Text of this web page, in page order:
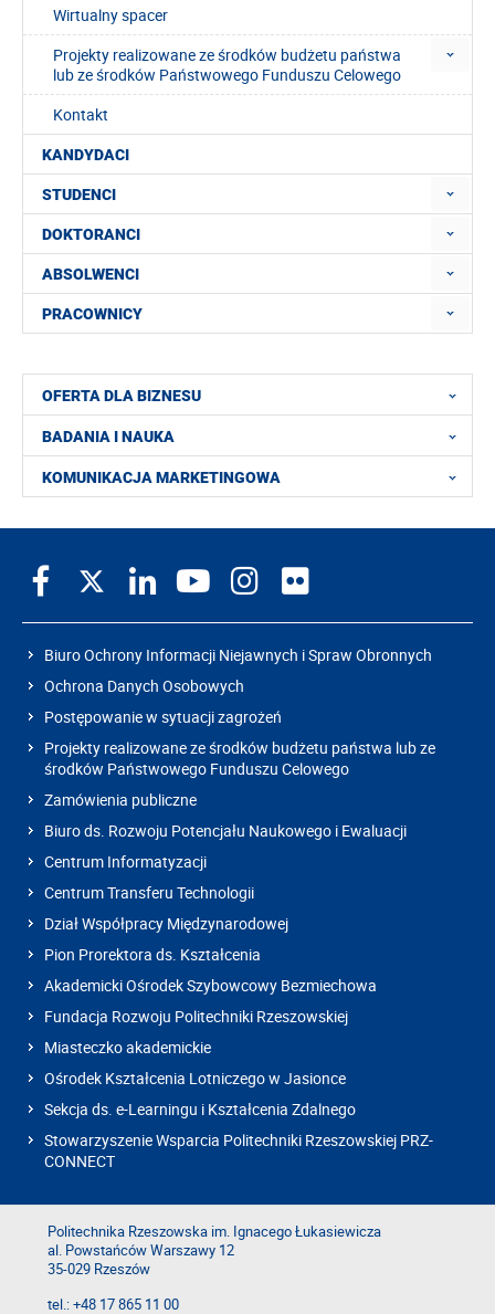
Wirtualny spacer
Projekty realizowane ze środków budżetu państwa
lub ze środków Państwowego Funduszu Celowego
Kontakt
KANDYDACI
STUDENCI
DOKTORANCI
ABSOLWENCI
PRACOWNICY
OFERTA DLA BIZNESU
BADANIA I NAUKA
KOMUNIKACJA MARKETINGOWA
Biuro Ochrony Informacji Niejawnych i Spraw Obronnych
Ochrona Danych Osobowych
Postępowanie w sytuacji zagrożeń
Projekty realizowane ze środków budżetu państwa lub ze
środków Państwowego Funduszu Celowego
Zamówienia publiczne
Biuro ds. Rozwoju Potencjału Naukowego i Ewaluacji
Centrum Informatyzacji
Centrum Transferu Technologii
Dział Współpracy Międzynarodowej
Pion Prorektora ds. Kształcenia
Akademicki Ośrodek Szybowcowy Bezmiechowa
Fundacja Rozwoju Politechniki Rzeszowskiej
Miasteczko akademickie
Ośrodek Kształcenia Lotniczego w Jasionce
Sekcja ds. e-Learningu i Kształcenia Zdalnego
Stowarzyszenie Wsparcia Politechniki Rzeszowskiej PRZ-
CONNECT
Politechnika Rzeszowska im. Ignacego Łukasiewicza
al. Powstańców Warszawy 12
35-029 Rzeszów
tel.: +48 17 865 11 00